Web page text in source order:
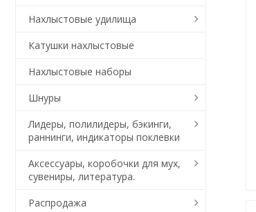
Нахлыстовые удилища
Катушки нахлыстовые
Нахлыстовые наборы
Шнуры
Лидеры, полилидеры, бэкинги,
раннинги, индикаторы поклевки
Аксессуары, коробочки для мух,
сувениры, литература.
Распродажа